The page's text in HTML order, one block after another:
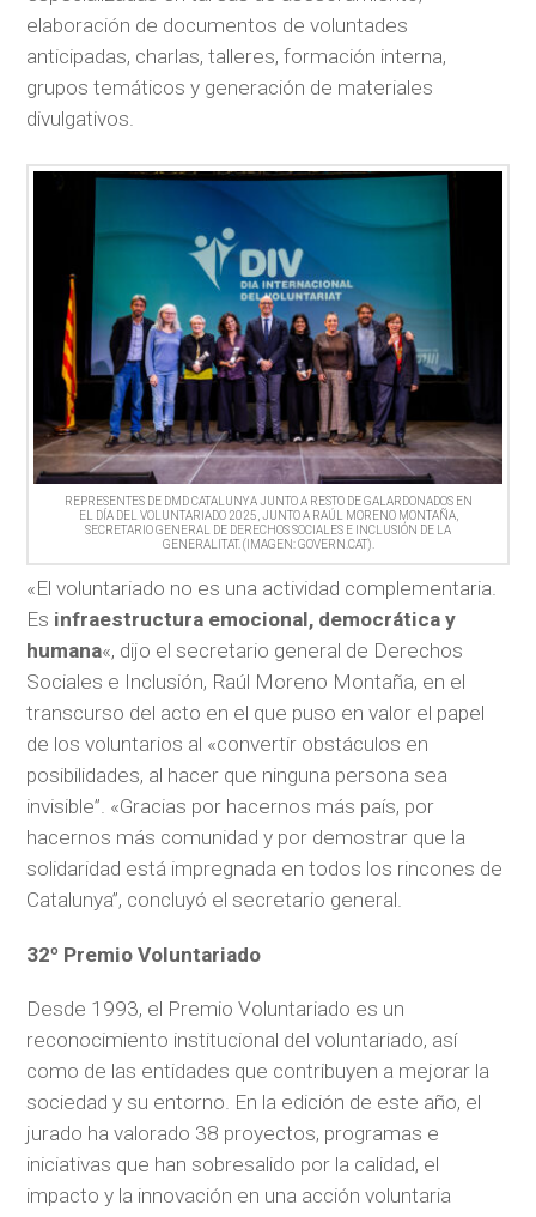
elaboración de documentos de voluntades
anticipadas, charlas, talleres, formación interna,
grupos temáticos y generación de materiales
divulgativos.
REPRESENTES DE DMD CATALUNYA JUNTO A RESTO DE GALARDONADOS EN
EL DÍA DEL VOLUNTARIADO 2025, JUNTO A RAÚL MORENO MONTAÑA,
SECRETARIO GENERAL DE DERECHOS SOCIALES E INCLUSIÓN DE LA
GENERALITAT. (IMAGEN: GOVERN.CAT).
«El voluntariado no es una actividad complementaria.
Es infraestructura emocional, democrática y
humana«, dijo el secretario general de Derechos
Sociales e Inclusión, Raúl Moreno Montaña, en el
transcurso del acto en el que puso en valor el papel
de los voluntarios al «convertir obstáculos en
posibilidades, al hacer que ninguna persona sea
invisible”. «Gracias por hacernos más país, por
hacernos más comunidad y por demostrar que la
solidaridad está impregnada en todos los rincones de
Catalunya”, concluyó el secretario general.
32º Premio Voluntariado
Desde 1993, el Premio Voluntariado es un
reconocimiento institucional del voluntariado, así
como de las entidades que contribuyen a mejorar la
sociedad y su entorno. En la edición de este año, el
jurado ha valorado 38 proyectos, programas e
iniciativas que han sobresalido por la calidad, el
impacto y la innovación en una acción voluntaria